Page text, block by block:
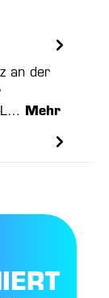
an der
L…
Mehr